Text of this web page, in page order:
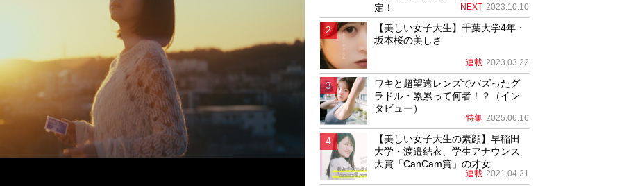
定！
NEXT 2023.10.10
【美しい女子大生】千葉大学4年・
坂本桜の美しさ
連載 2023.03.22
ワキと超望遠レンズでバズったグ
ラドル・累累って何者！？（イン
タビュー）
特集 2025.06.16
【美しい女子大生の素顔】早稲田
大学・渡邉結衣、学生アナウンス
大賞「CanCam賞」の才女
連載 2021.04.21